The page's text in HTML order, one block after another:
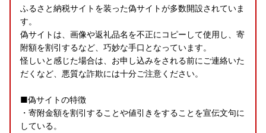
ふるさと納税サイトを装った偽サイトが多数開設されていま
す。
偽サイトは、画像や返礼品名を不正にコピーして使用し、寄
附額を割引するなど、巧妙な手口となっています。
怪しいと感じた場合は、お申し込みをされる前にご連絡いた
だくなど、悪質な詐欺には十分ご注意ください。
■偽サイトの特徴
・寄附金額を割引することや値引きをすることを宣伝文句に
している。